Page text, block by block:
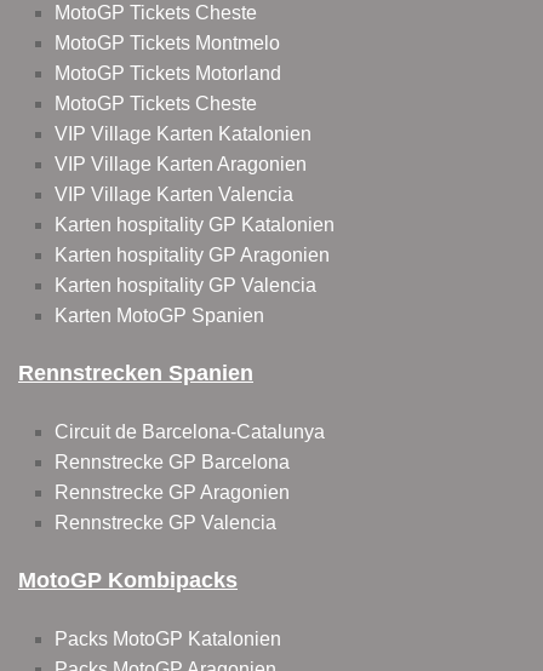
MotoGP Tickets Cheste
MotoGP Tickets Montmelo
MotoGP Tickets Motorland
MotoGP Tickets Cheste
VIP Village Karten Katalonien
VIP Village Karten Aragonien
VIP Village Karten Valencia
Karten hospitality GP Katalonien
Karten hospitality GP Aragonien
Karten hospitality GP Valencia
Karten MotoGP Spanien
Rennstrecken Spanien
Circuit de Barcelona-Catalunya
Rennstrecke GP Barcelona
Rennstrecke GP Aragonien
Rennstrecke GP Valencia
MotoGP Kombipacks
Packs MotoGP Katalonien